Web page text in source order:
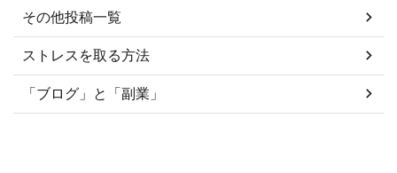
その他投稿一覧
ストレスを取る方法
「ブログ」と「副業」